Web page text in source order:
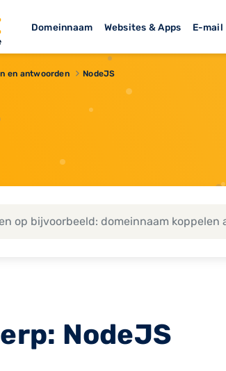
Domeinnaam Websites & Apps E-mail
en antwoorden NodeJS
NodeJS